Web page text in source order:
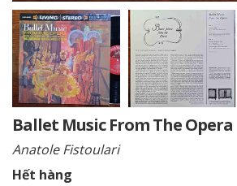
Ballet Music From The Opera
Anatole Fistoulari
Hết hàng